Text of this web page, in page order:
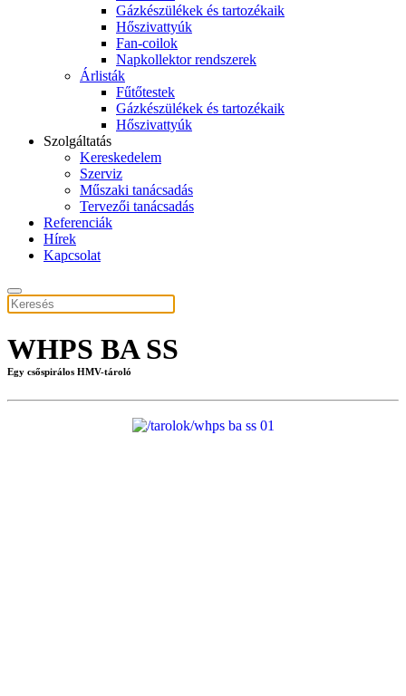
Gázkészülékek és tartozékaik
Hőszivattyúk
Fan-coilok
Napkollektor rendszerek
Árlisták
Fűtőtestek
Gázkészülékek és tartozékaik
Hőszivattyúk
Szolgáltatás
Kereskedelem
Szerviz
Műszaki tanácsadás
Tervezői tanácsadás
Referenciák
Hírek
Kapcsolat
WHPS BA SS
Egy csőspirálos HMV-tároló